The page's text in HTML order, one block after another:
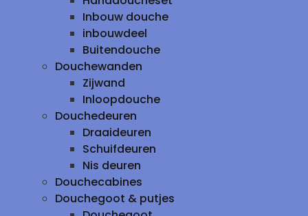
Inbouw douche
inbouwdeel
Buitendouche
Douchewanden
Zijwand
Inloopdouche
Douchedeuren
Draaideuren
Schuifdeuren
Nis deuren
Douchecabines
Douchegoot & putjes